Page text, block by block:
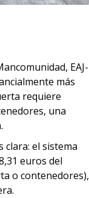
EAJ-
más
requiere
una
el sistema
euros del
o contenedores),